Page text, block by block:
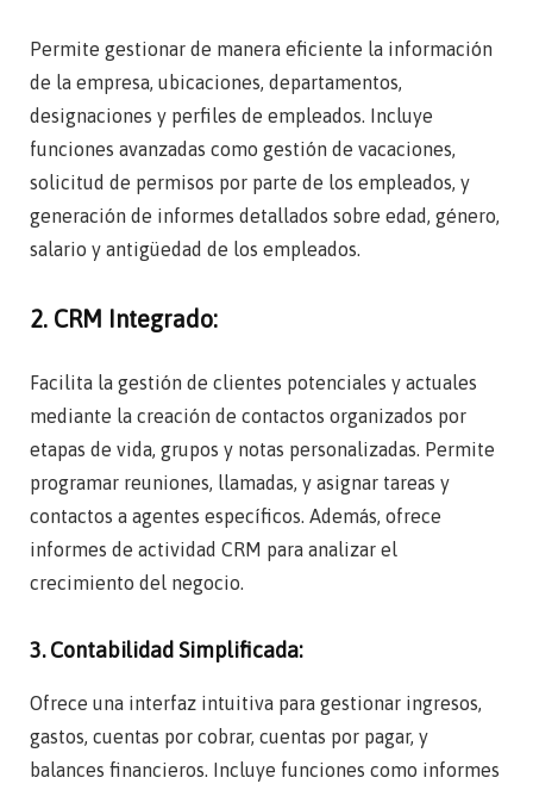
Permite gestionar de manera eficiente la información
de la empresa, ubicaciones, departamentos,
designaciones y perfiles de empleados. Incluye
funciones avanzadas como gestión de vacaciones,
solicitud de permisos por parte de los empleados, y
generación de informes detallados sobre edad, género,
salario y antigüedad de los empleados.
2. CRM Integrado:
Facilita la gestión de clientes potenciales y actuales
mediante la creación de contactos organizados por
etapas de vida, grupos y notas personalizadas. Permite
programar reuniones, llamadas, y asignar tareas y
contactos a agentes específicos. Además, ofrece
informes de actividad CRM para analizar el
crecimiento del negocio.
3. Contabilidad Simplificada:
Ofrece una interfaz intuitiva para gestionar ingresos,
gastos, cuentas por cobrar, cuentas por pagar, y
balances financieros. Incluye funciones como informes